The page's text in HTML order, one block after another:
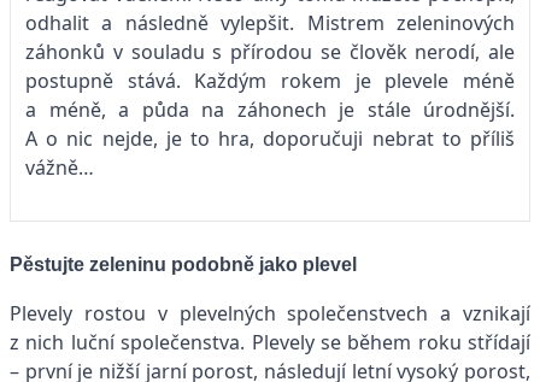
odhalit a následně vylepšit. Mistrem zeleninových
záhonků v souladu s přírodou se člověk nerodí, ale
postupně stává. Každým rokem je plevele méně
a méně, a půda na záhonech je stále úrodnější.
A o nic nejde, je to hra, doporučuji nebrat to příliš
vážně…
Pěstujte zeleninu podobně jako plevel
Plevely rostou v plevelných společenstvech a vznikají
z nich luční společenstva. Plevely se během roku střídají
– první je nižší jarní porost, následují letní vysoký porost,